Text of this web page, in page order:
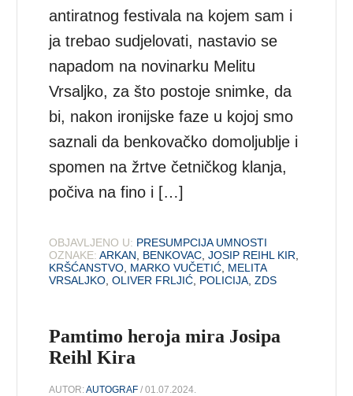
antiratnog festivala na kojem sam i
ja trebao sudjelovati, nastavio se
napadom na novinarku Melitu
Vrsaljko, za što postoje snimke, da
bi, nakon ironijske faze u kojoj smo
saznali da benkovačko domoljublje i
spomen na žrtve četničkog klanja,
počiva na fino i […]
OBJAVLJENO U: PRESUMPCIJA UMNOSTI
OZNAKE: ARKAN BENKOVAC ,JOSIP REIHL KIR
KRŠĆANSTVO MARKO VUČETIĆ MELITA
VRSALJKO ,OLIVER FRLJIĆ POLICIJA ,ZDS
Pamtimo heroja mira Josipa
Reihl Kira
AUTOR:AUTOGRAF / 01.07.2024.